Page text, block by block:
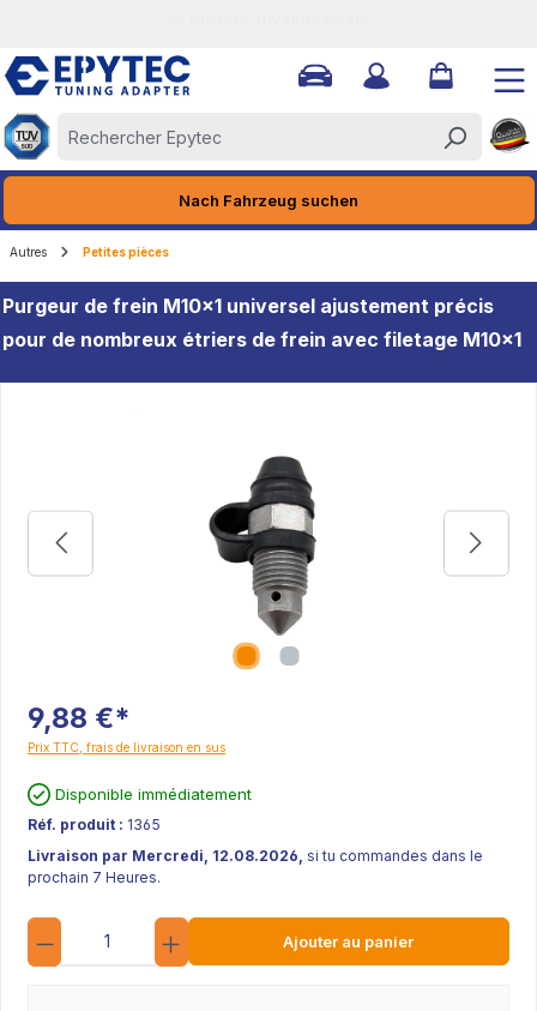
Nach Fahrzeug suchen
Autres Petites pièces
Purgeur de frein M10x1 universel ajustement précis
pour de nombreux étriers de frein avec filetage M10x1
9,88 €*
Prix TTC, frais de livraison en sus
Disponible immédiatement
Réf. produit : 1365
Livraison par Mercredi, 12.08.2026, si tu commandes dans le
prochain 7 Heures.
Quantité
Ajouter au panier